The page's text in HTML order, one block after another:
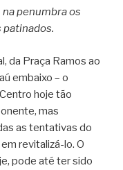
na penumbra os
da Praça Ramos ao
embaixo – o
hoje tão
mas
as tentativas do
revitalizá-lo. O
pode até ter sido